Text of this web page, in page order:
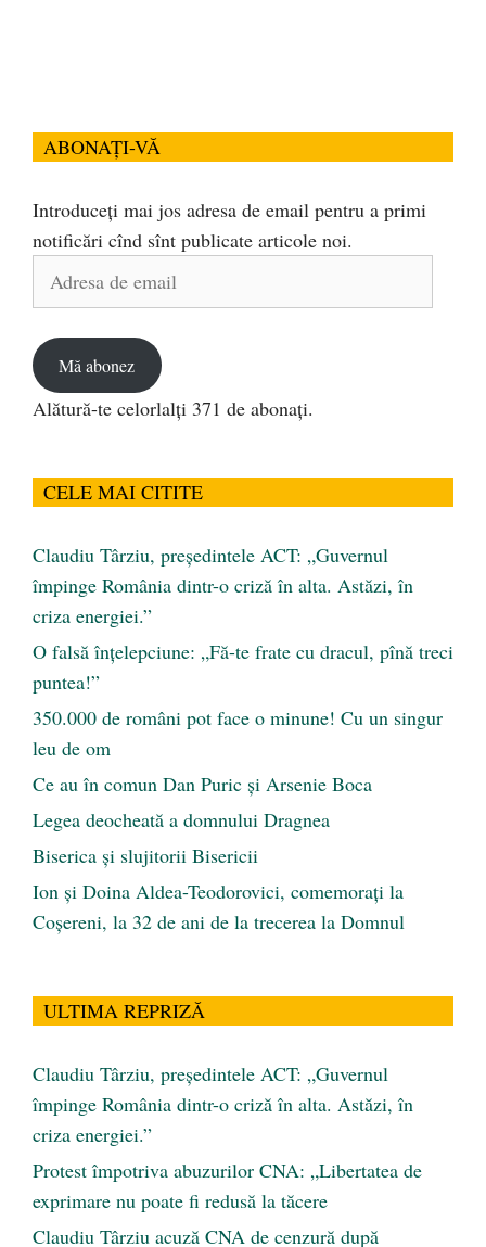
ABONAȚI-VĂ
Introduceți mai jos adresa de email pentru a primi
notificări cînd sînt publicate articole noi.
Adresa
Mă abonez
Alătură-te celorlalți 371 de abonați.
CELE MAI CITITE
Claudiu Târziu, președintele ACT: „Guvernul
împinge România dintr-o criză în alta. Astăzi, în
criza energiei.”
O falsă înțelepciune: „Fă-te frate cu dracul, pînă treci
puntea!”
350.000 de români pot face o minune! Cu un singur
leu de om
Ce au în comun Dan Puric şi Arsenie Boca
Legea deocheată a domnului Dragnea
Biserica și slujitorii Bisericii
Ion și Doina Aldea-Teodorovici, comemorați la
Coșereni, la 32 de ani de la trecerea la Domnul
ULTIMA REPRIZĂ
Claudiu Târziu, președintele ACT: „Guvernul
împinge România dintr-o criză în alta. Astăzi, în
criza energiei.”
Protest împotriva abuzurilor CNA: „Libertatea de
exprimare nu poate fi redusă la tăcere
Claudiu Târziu acuză CNA de cenzură după